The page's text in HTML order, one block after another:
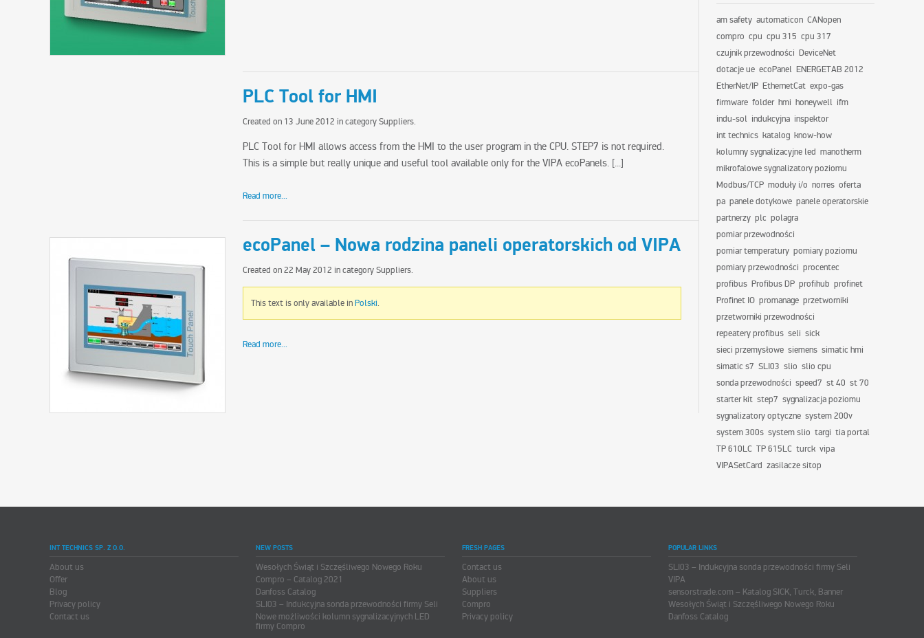
PLC Tool for HMI
Created on 13 June 2012 in categorySuppliers.
PLC Tool for HMI allows access from the HMI to the user program in the CPU. STEP7 is not required.
This is a simple but really unique and useful tool available only for the VIPA ecoPanels. [...]
Read more...
ecoPanel – Nowa rodzina paneli operatorskich od VIPA
Created on22 May 2012 in categorySuppliers.
This text is only available inPolski.
Read more...
am safety automaticon CANopen
compro cpu cpu 315 cpu 317
czujnik przewodności DeviceNet
dotacje ue ecoPanel ENERGETAB 2012
EtherNet/IP EthernetCat expo-gas
firmware folder hmi honeywell ifm
indu-sol indukcyjna inspektor
int technics katalog know-how
kolumny sygnalizacyjne led manotherm
mikrofalowe sygnalizatory poziomu
Modbus/TCP moduły i/o norres oferta
pa panele dotykowe panele operatorskie
partnerzy plc polagra
pomiar przewodności
pomiar temperatury pomiary poziomu
pomiary przewodności procentec
profibus Profibus DP profihub profinet
Profinet IO promanage przetworniki
przetworniki przewodności
repeatery profibus seli sick
sieci przemysłowe siemens simatic hmi
simatic s7 SLI03 slio slio cpu
sonda przewodności speed7 st 40 st 70
starter kit step7 sygnalizacja poziomu
sygnalizatory optyczne system 200v
system 300s system slio targi tia portal
TP 610LC TP 615LC turck vipa
VIPASetCard zasilacze sitop
INT TECHNICS SP. Z O.O.
About us
Offer
Blog
Privacy policy
Contact us
NEW POSTS
Wesołych Świąt i Szczęśliwego Nowego Roku
Compro – Catalog 2021
Danfoss Catalog
SLI03 – Indukcyjna sonda przewodności firmy Seli
Nowe możliwości kolumn sygnalizacyjnych LED
firmy Compro
FRESH PAGES
Contact us
About us
Suppliers
Compro
Privacy policy
POPULAR LINKS
SLI03 – Indukcyjna sonda przewodności firmy Seli
VIPA
sensorstrade.com – Katalog SICK, Turck, Banner
Wesołych Świąt i Szczęśliwego Nowego Roku
Danfoss Catalog